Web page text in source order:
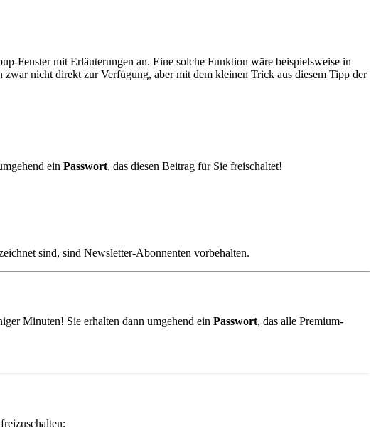
Fenster mit Erläuterungen an. Eine solche Funktion wäre beispielsweise in
nicht direkt zur Verfügung, aber mit dem kleinen Trick aus diesem Tipp der
ein Passwort, das diesen Beitrag für Sie freischaltet!
sind, sind Newsletter-Abonnenten vorbehalten.
Minuten! Sie erhalten dann umgehend ein Passwort, das alle Premium-